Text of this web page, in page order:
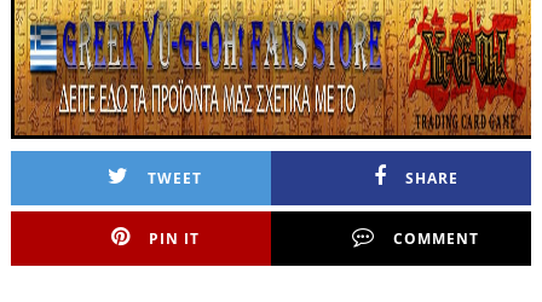
TWEET SHARE
PIN IT COMMENT